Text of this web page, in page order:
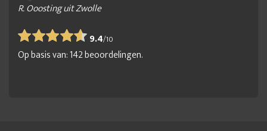
R. Ooosting uit Zwolle
9.4/10
Op basis van:142beoordelingen.